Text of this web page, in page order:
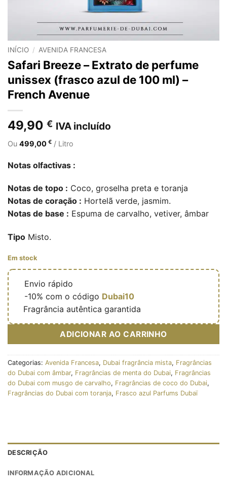
INÍCIO / AVENIDA FRANCESA
Safari Breeze – Extrato de perfume
unissex (frasco azul de 100 ml) –
French Avenue
49,90 € IVA incluído
Ou 499,00 € / Litro
Notas olfactivas :
Notas de topo : Coco, groselha preta e toranja
Notas de coração : Hortelã verde, jasmim.
Notas de base : Espuma de carvalho, vetiver, âmbar
Tipo Misto.
Em stock
Envio rápido
-10% com o código Dubai10
Fragrância autêntica garantida
ADICIONAR AO CARRINHO
Categorias: Avenida Francesa, Dubai fragrância mista, Fragrâncias
do Dubai com âmbar, Fragrâncias de menta do Dubai, Fragrâncias
do Dubai com musgo de carvalho, Fragrâncias de coco do Dubai,
Fragrâncias do Dubai com toranja, Frasco azul Parfums Dubaï
DESCRIÇÃO
INFORMAÇÃO ADICIONAL